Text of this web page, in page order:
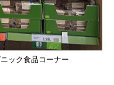
ック食品コーナー